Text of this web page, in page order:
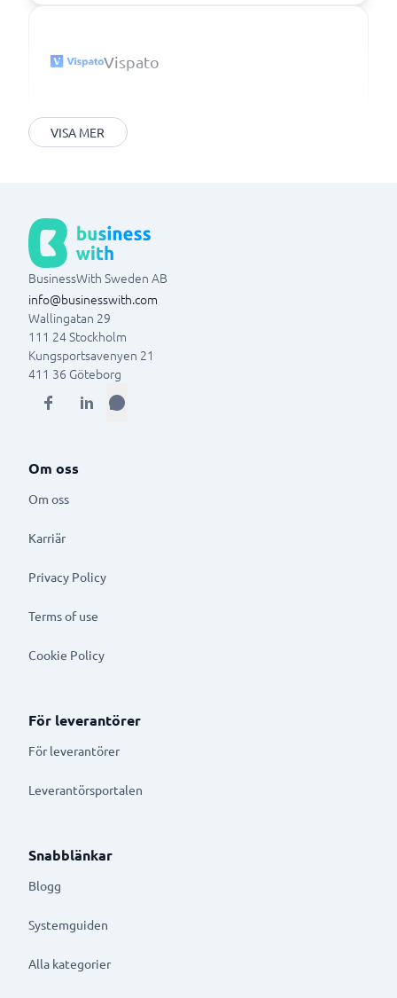
Vispato
VISA MER
BusinessWith Sweden AB
info@businesswith.com
Wallingatan 29
111 24Stockholm
Kungsportsavenyen 21
411 36 Göteborg
Om oss
Om oss
Karriär
Privacy Policy
Terms of use
Cookie Policy
För leverantörer
För leverantörer
Leverantörsportalen
Snabblänkar
Blogg
Systemguiden
Alla kategorier